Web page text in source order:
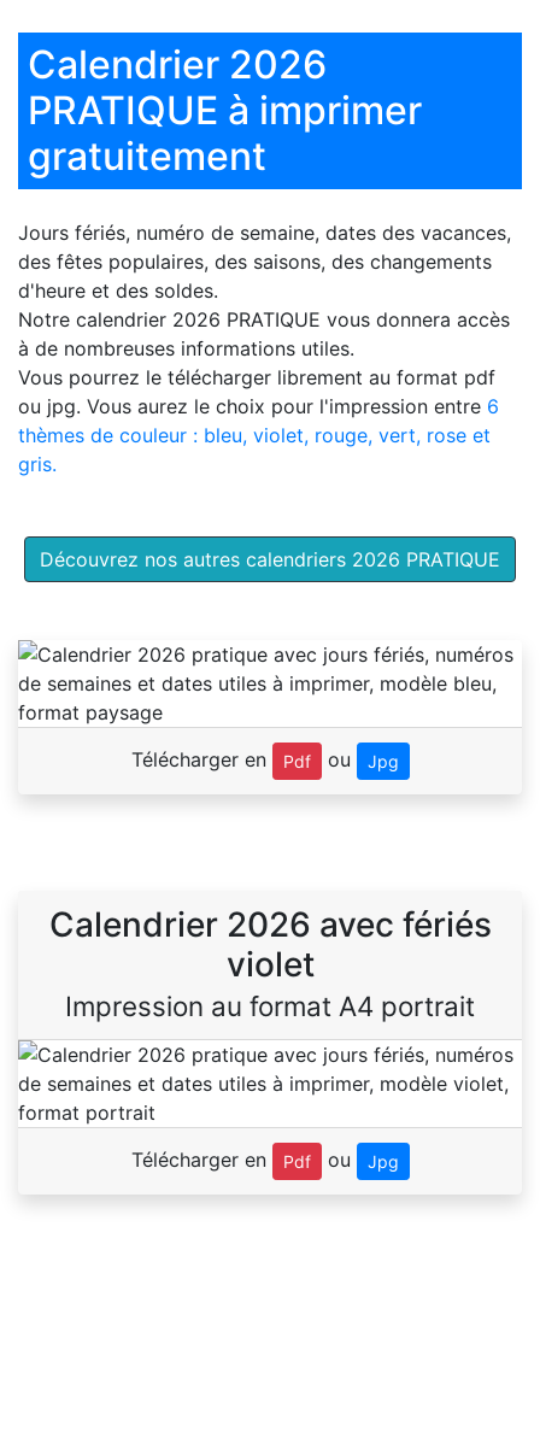
Calendrier 2026
PRATIQUE à imprimer
gratuitement
Jours fériés, numéro de semaine, dates des vacances,
des fêtes populaires, des saisons, des changements
d'heure et des soldes.
Notre calendrier 2026 PRATIQUE vous donnera accès
à de nombreuses informations utiles.
Vous pourrez le télécharger librement au format pdf
ou jpg. Vous aurez le choix pour l'impression entre 6
thèmes de couleur : bleu, violet, rouge, vert, rose et
gris.
Découvrez nos autres calendriers 2026 PRATIQUE
Télécharger en Pdf ou Jpg
Calendrier 2026 avec fériés
violet
Impression au format A4 portrait
Télécharger en Pdf ou Jpg